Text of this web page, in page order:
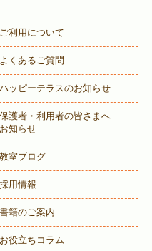
DIDIM
ご利用について
よくあるご質問
ハッピーテラスのお知らせ
保護者・利用者の皆さまへ
お知らせ
教室ブログ
採用情報
書籍のご案内
お役立ちコラム